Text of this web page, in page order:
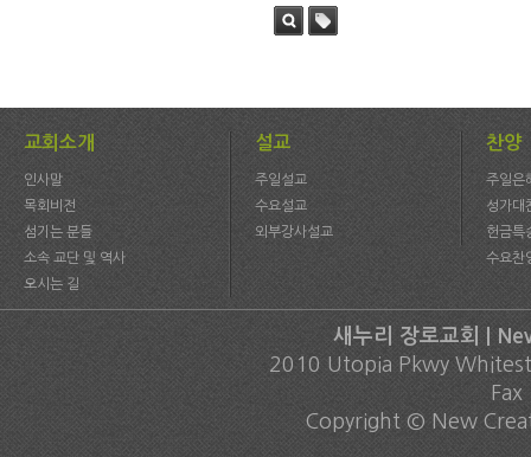
교회소개
인사말
목회비전
섬기는 분들
소속 교단 및 역사
오시는 길
설교
주일설교
수요설교
외부강사설교
찬양
주일은
성가대
헌금특
수요찬
새누리 장로교회 |
2010 Utopia Pkwy
Copyright © New